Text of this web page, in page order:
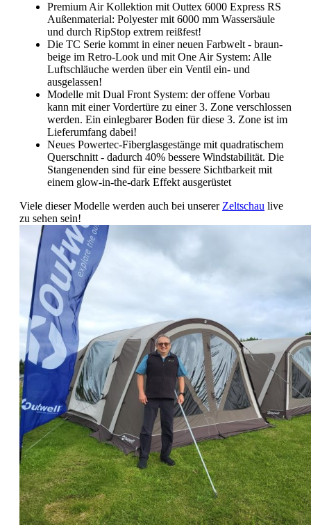
Premium Air Kollektion mit Outtex 6000 Express RS
Außenmaterial: Polyester mit 6000 mm Wassersäule
und durch RipStop extrem reißfest!
Die TC Serie kommt in einer neuen Farbwelt - braun-
beige im Retro-Look und mit One Air System: Alle
Luftschläuche werden über ein Ventil ein- und
ausgelassen!
Modelle mit Dual Front System: der offene Vorbau
kann mit einer Vordertüre zu einer 3. Zone verschlossen
werden. Ein einlegbarer Boden für diese 3. Zone ist im
Lieferumfang dabei!
Neues Powertec-Fiberglasgestänge mit quadratischem
Querschnitt - dadurch 40% bessere Windstabilität. Die
Stangenenden sind für eine bessere Sichtbarkeit mit
einem glow-in-the-dark Effekt ausgerüstet
Viele dieser Modelle werden auch bei unserer Zeltschau live
zu sehen sein!